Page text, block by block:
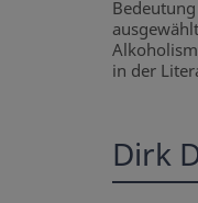
in der
Dirk